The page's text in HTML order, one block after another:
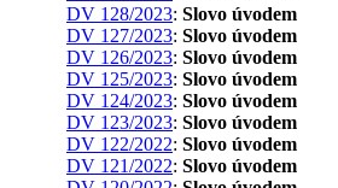
DV 128/2023: Slovo úvodem
DV 127/2023: Slovo úvodem
DV 126/2023: Slovo úvodem
DV 125/2023: Slovo úvodem
DV 124/2023: Slovo úvodem
DV 123/2023: Slovo úvodem
DV 122/2022: Slovo úvodem
DV 121/2022: Slovo úvodem